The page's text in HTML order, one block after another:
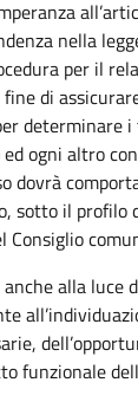
nella
per il
di
determinare
ogni altro
dovrà
sotto il profilo
Consiglio
alla luce
funzionale